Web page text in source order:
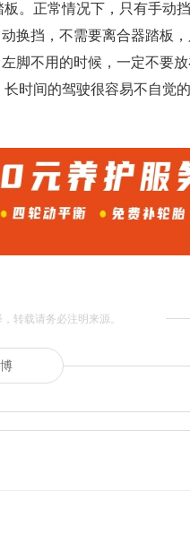
。正常情况下，只有手动
换挡，不需要离合器踏板，
脚不用的时候，一定不要
时间的驾驶很容易不自觉
转载请务必注明来源。